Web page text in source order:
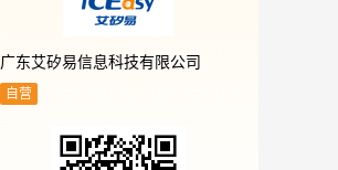
广东艾矽易信息科技有限公司
自营